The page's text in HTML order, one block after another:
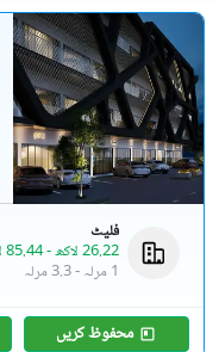
فلیٹ
26.22 لاکھ
-85.44 لاکھ
1 مرلہ
-3.3 مرلہ
محفوظ کریں